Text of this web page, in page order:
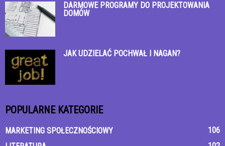
DARMOWE PROGRAMY DO PROJEKTOWANIA
DOMÓW
JAK UDZIELAĆ POCHWAŁ I NAGAN?
POPULARNE KATEGORIE
MARKETING SPOŁECZNOŚCIOWY
106